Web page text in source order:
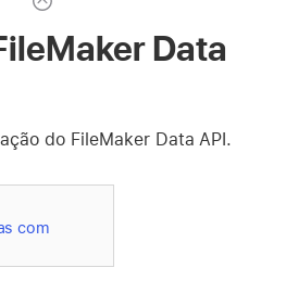
Data
do FileMaker Data API.
com